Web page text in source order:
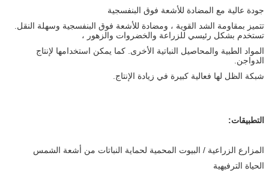
جودة عالية مع المضادة للأشعة فوق البنفسجية
تتميز بمقاومة الشد القوية ، ومضادة للأشعة فوق البنفسجية وسهلة النقل.
تستخدم بشكل رئيسي للزراعة والخضروات والزهور ،
المواد الطبية والمحاصيل النباتية الأخرى. كما يمكن استخدامها لإنتاج
الدواجن.
شبكة الظل لها فعالية كبيرة في زيادة الإنتاج.
التطبيقات:
المزارع الزراعية / البيوت المحمية لحماية النباتات من أشعة الشمس
الحياة الترفيهية